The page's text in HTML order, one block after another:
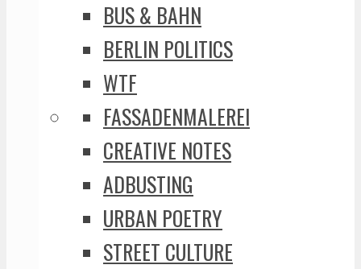
BUS & BAHN
BERLIN POLITICS
WTF
FASSADENMALEREI
CREATIVE NOTES
ADBUSTING
URBAN POETRY
STREET CULTURE